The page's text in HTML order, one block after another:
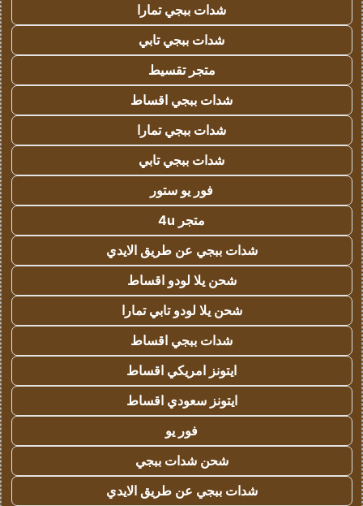
شدات ببجي تمارا
شدات ببجي تابي
متجر تقسيط
شدات ببجي اقساط
شدات ببجي تمارا
شدات ببجي تابي
فور يو ستور
متجر 4u
شدات ببجي عن طريق الايدي
شحن يلا لودو اقساط
شحن يلا لودو تابي تمارا
شدات ببجي اقساط
ايتونز امريكي اقساط
ايتونز سعودي اقساط
فور يو
شحن شدات ببجي
شدات ببجي عن طريق الايدي